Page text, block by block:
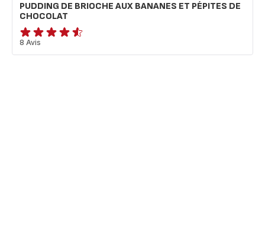
PUDDING DE BRIOCHE AUX BANANES ET PÉPITES DE
CHOCOLAT
ratings.4.5
8 Avis